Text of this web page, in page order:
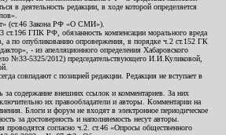
в деятельность редакции, в ходе которой определяется
(ст.46 Закона РФ «О СМИ»).
ст.196 ГПК РФ, обязанность компенсации морального вреда
а по опубликованию опровержения, в порядке ч.2 ст.152 ГК
- из апелляционного определения Хабаровского
№33-5325/2012) председательствующего И.И.Куликовой,
совпадают с позицией редакции. Редакция не вступает в
за содержание внешних ссылок и комментариев. За них
их правообладатели и авторы. Комментарии на
Блоги и форум не входят в электронное периодическое
за достоверность и наполняемость несут авторы.
проводятся согласно ч.2. ст.46 «Опросы общественного